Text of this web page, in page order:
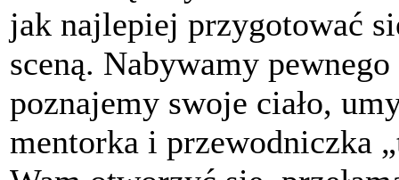
jak najlepiej przygotować
sceną. Nabywamy
poznajemy swoje ciało,
mentorka i przewodniczka